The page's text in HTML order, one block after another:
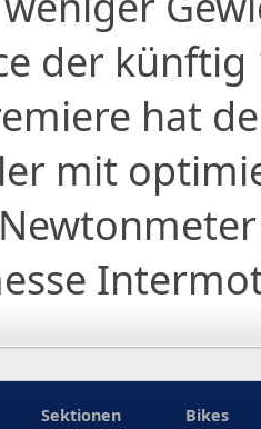
der künftig
hat
mit
Sektionen Bikes